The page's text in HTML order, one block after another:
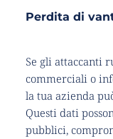
Perdita di
Se gli attaccanti
commerciali o
la tua azienda
Questi dati
pubblici,